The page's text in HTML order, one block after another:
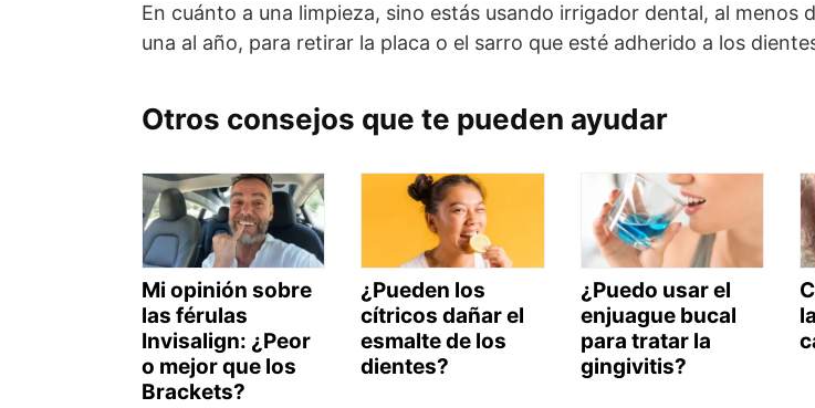
En cuánto a una limpieza, sino estás usando irrigador dental, al menos
una al año, para retirar la placa o el sarro que esté adherido a los
Otros consejos que te pueden ayudar
Mi opinión sobre
las férulas
Invisalign: ¿Peor
o mejor que los
Brackets?
¿Pueden los
cítricos dañar el
esmalte de los
dientes?
¿Puedo usar el
enjuague bucal
para tratar la
gingivitis?